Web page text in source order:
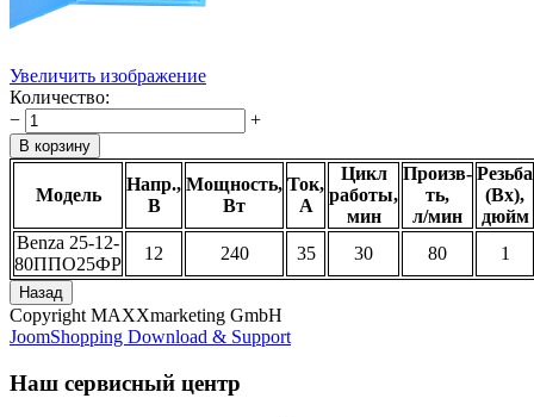
Увеличить изображение
Количество:
−
+
Модель
Напр.,
В
Мощность,
Вт
Ток,
А
Цикл
работы,
мин
Произв-
ть,
л/мин
Резьба
(Вх),
дюйм
Benza 25-12-
80ППО25ФР
12 240 35 30 80 1
Copyright MAXXmarketing GmbH
JoomShopping Download & Support
Наш сервисный центр